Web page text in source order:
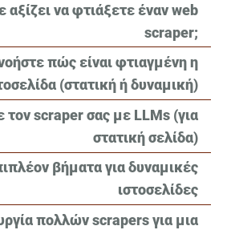
αξίζει να φτιάξετε έναν web
scraper;
πώς είναι φτιαγμένη η
(στατική ή δυναμική)
τον scraper σας με LLMs (για
στατική σελίδα)
βήματα για δυναμικές
ιστοσελίδες
πολλών scrapers για μια